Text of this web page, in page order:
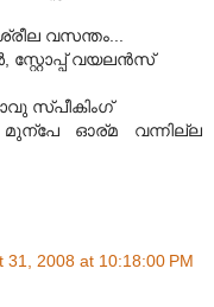
വസന്തം...
സ്റ്റോപ്പ് വയലന്‍സ്
സ്പീകിംഗ്‌
മുന്പേ ഓര്മ വന്നില്ല
31, 2008 at 10:18:00 PM